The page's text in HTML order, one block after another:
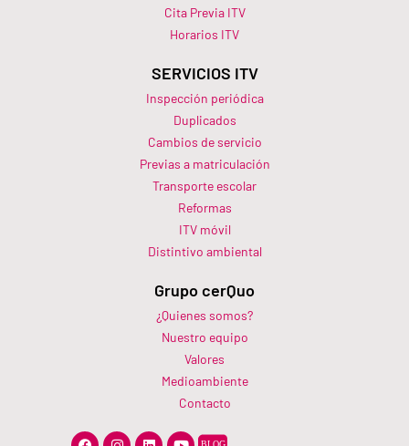
Cita Previa ITV
Horarios ITV​
SERVICIOS ITV
Inspección periódica
Duplicados
Cambios de servicio
Previas a matriculación
Transporte escolar
Reformas
ITV móvil
Distintivo ambiental
Grupo cerQuo
¿Quienes somos?
Nuestro equipo
Valores
Medioambiente
Contacto
F
I
L
Y